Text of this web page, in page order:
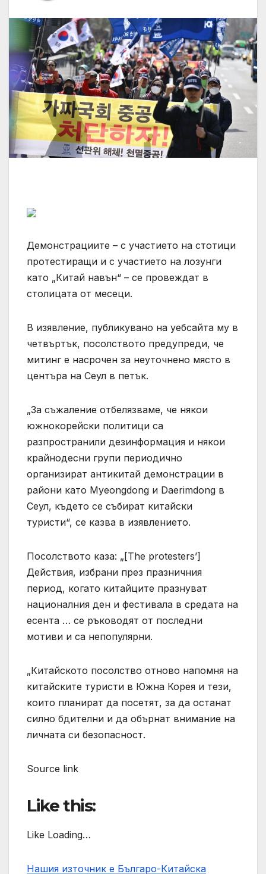
Демонстрациите – с участието на стотици
протестиращи и с участието на лозунги
като „Китай навън“ – се провеждат в
столицата от месеци.
В изявление, публикувано на уебсайта му в
четвъртък, посолството предупреди, че
митинг е насрочен за неуточнено място в
центъра на Сеул в петък.
„За съжаление отбелязваме, че някои
южнокорейски политици са
разпространили дезинформация и някои
крайнодесни групи периодично
организират антикитай демонстрации в
райони като Myeongdong и Daerimdong в
Сеул, където се събират китайски
туристи“, се казва в изявлението.
Посолството каза: „[The protesters’]
Действия, избрани през празничния
период, когато китайците празнуват
националния ден и фестивала в средата на
есента … се ръководят от последни
мотиви и са непопулярни.
„Китайското посолство отново напомня на
китайските туристи в Южна Корея и тези,
които планират да посетят, за да останат
силно бдителни и да обърнат внимание на
личната си безопасност.
Source link
Like this:
Like Loading…
Нашия източник е Българо-Китайска